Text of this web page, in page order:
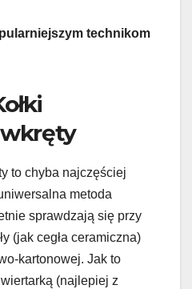
technikom
to chyba najczęściej
metoda
sprawdzają się przy
(jak cegła ceramiczna)
kartonowej. Jak to
(najlepiej z